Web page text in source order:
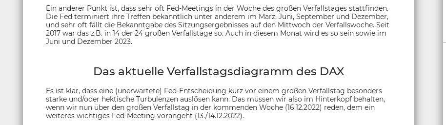
Ein anderer Punkt ist, dass sehr oft Fed-Meetings in der Woche des großen Verfallstages stattfinden.
Die Fed terminiert ihre Treffen bekanntlich unter anderem im März, Juni, September und Dezember,
und sehr oft fällt die Bekanntgabe des Sitzungsergebnisses auf den Mittwoch der Verfallswoche. Seit
2017 war das z.B. in 14 der 24 großen Verfallstage so. Auch in diesem Monat wird es so sein sowie im
Juni und Dezember 2023.
Das aktuelle Verfallstagsdiagramm des DAX
Es ist klar, dass eine (unerwartete) Fed-Entscheidung kurz vor einem großen Verfallstag besonders
starke und/oder hektische Turbulenzen auslösen kann. Das müssen wir also im Hinterkopf behalten,
wenn wir nun über den großen Verfallstag in der kommenden Woche (16.12.2022) reden, dem ein
weiteres wichtiges Fed-Meeting vorangeht (13./14.12.2022).